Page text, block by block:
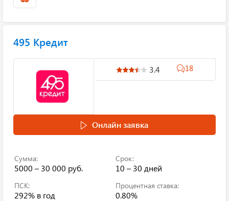
495 Кредит
3.4 18
Онлайн заявка
Сумма:
5000 – 30 000 руб.
Срок:
10 – 30 дней
ПСК:
292% в год
Процентная ставка:
0.80%